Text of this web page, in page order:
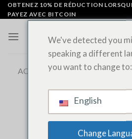
Skip
to
OBTENEZ 10% DE RÉDUCTION
PAYEZ AVEC BITCOIN
ACCUEIL / BARRES
FILTRER
We've detected you
speaking a different
you want to change to:
English
Change